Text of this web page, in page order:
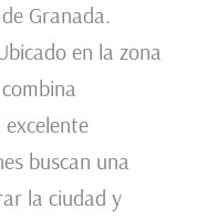
Granada.
en la zona
buscan una
la ciudad y